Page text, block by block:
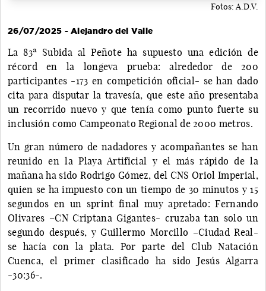
Fotos: A.D.V.
26/07/2025 - Alejandro del Valle
La 83ª Subida al Peñote ha supuesto una edición de
récord en la longeva prueba: alrededor de 200
participantes -173 en competición oficial- se han dado
cita para disputar la travesía, que este año presentaba
un recorrido nuevo y que tenía como punto fuerte su
inclusión como Campeonato Regional de 2000 metros.
Un gran número de nadadores y acompañantes se han
reunido en la Playa Artificial y el más rápido de la
mañana ha sido Rodrigo Gómez, del CNS Oriol Imperial,
quien se ha impuesto con un tiempo de 30 minutos y 15
segundos en un sprint final muy apretado: Fernando
Olivares –CN Criptana Gigantes- cruzaba tan solo un
segundo después, y Guillermo Morcillo –Ciudad Real-
se hacía con la plata. Por parte del Club Natación
Cuenca, el primer clasificado ha sido Jesús Algarra
-30:36-.